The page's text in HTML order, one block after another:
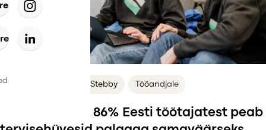
Stebby Tööandjale
Värske uuring: 86% Eesti töötajatest peab